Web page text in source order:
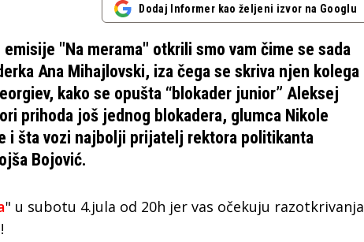
Dodaj Informer kao željeni izvor na Googlu
"Na merama" otkrili smo vam čime se sada
Ana Mihajlovski, iza čega se skriva njen kolega
kako se opušta “blokader junior” Aleksej
prihoda još jednog blokadera, glumca Nikole
i šta vozi najbolji prijatelj rektora politikanta
Bojović.
" u subotu 4.jula od 20h jer vas očekuju razotkrivanja